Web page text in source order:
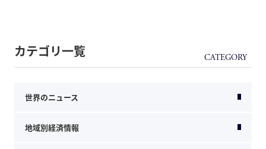
カテゴリ一覧
世界のニュース
地域別経済情報